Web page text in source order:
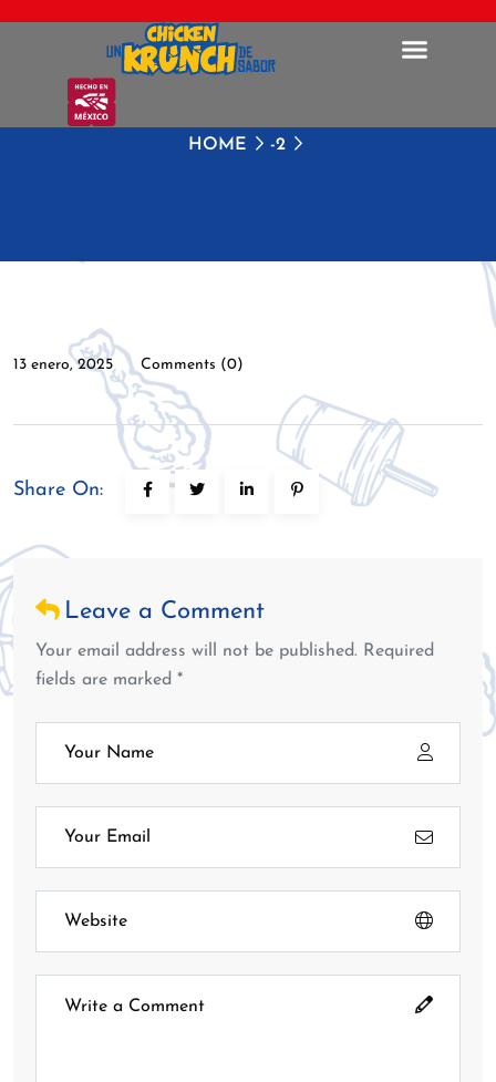
HOME -2
13 enero, 2025 Comments (0)
Share On:
Leave a Comment
Your email address will not be published. Required
fields are marked *